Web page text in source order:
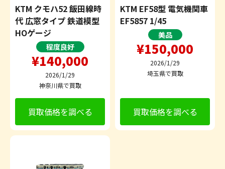
KTM クモハ52 飯田線時
代 広窓タイプ 鉄道模型
HOゲージ
程度良好
¥140,000
2026/1/29
神奈川県で買取
買取価格を調べる
KTM EF58型 電気機関車
EF5857 1/45
美品
¥150,000
2026/1/29
埼玉県で買取
買取価格を調べる